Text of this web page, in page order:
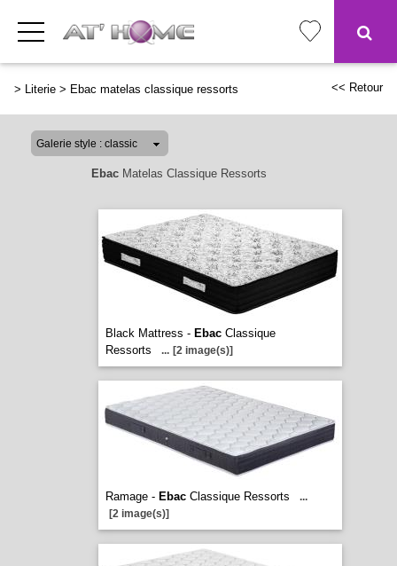
> Literie > Ebac matelas classique ressorts << Retour
EbacMatelas Classique Ressorts
Black Mattress - EbacClassique
Ressorts
... [2 image(s)]
Ramage - EbacClassique Ressorts
...
[2 image(s)]